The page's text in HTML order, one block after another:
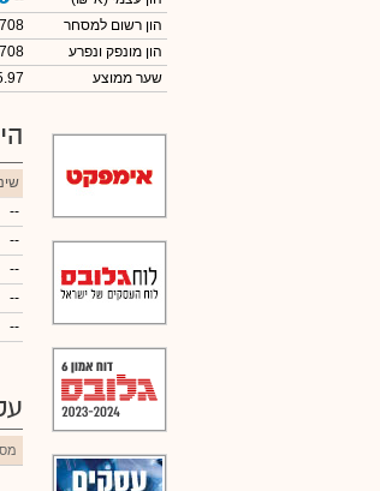
הון רשום למסחר
הון מונפק ונפרע
שער ממוצע
--
--
--
--
--